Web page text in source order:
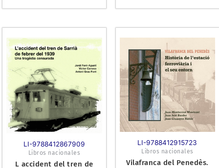
LI-9788412867909
Libros nacionales
L accident del tren de
LI-9788412915723
Libros nacionales
Vilafranca del Penedès.